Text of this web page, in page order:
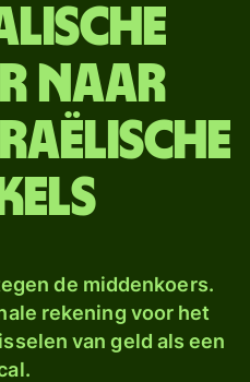
naar
de middenkoers.
rekening voor het
van geld als een